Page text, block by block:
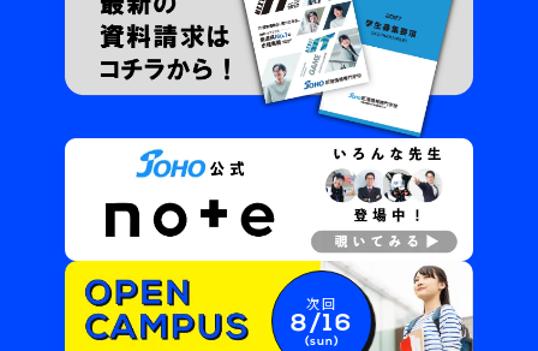
次回
8/16
(sun)